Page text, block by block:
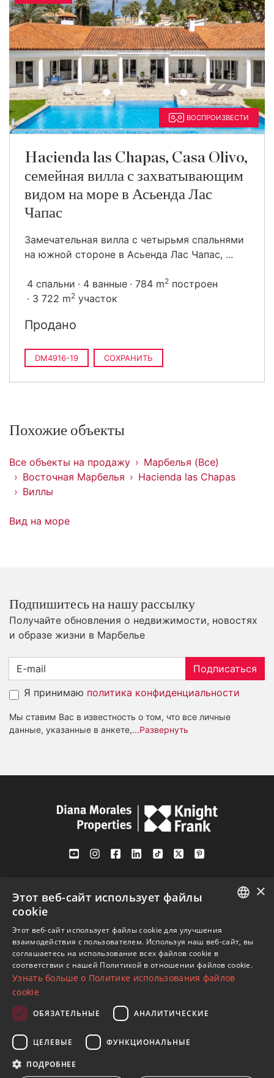
ВОСПРОИЗВЕСТИ
Hacienda las Chapas, Casa Olivo,
семейная вилла с захватывающим
видом на море в Асьенда Лас
Чапас
Замечательная вилла с четырьмя спальнями
на южной стороне в Асьенда Лас Чапас, ...
4 спальни 4 ванные 784 m2 построен
3 722 m2 участок
Продано
DM4916-19 СОХРАНИТЬ
Похожие объекты
Все объекты на продажу
Марбелья (Все)
Восточная Марбелья
Hacienda las Chapas
Виллы
Вид на море
Подпишитесь на нашу рассылку
Получайте обновления о недвижимости, новостях
и образе жизни в Марбелье
Подписаться
Я принимаю политика конфиденциальности
Мы ставим Вас в известность о том, что все личные
данные, указанные в анкете,...Развернуть
1st Floor, Office 3
29601 Marbella
Телефон:+34 952 765 138
Моб:+34 601 636 766
info@dmproperties.com
© Copyright 1989 - 2026 Diana Morales Properties Knight
SPANISH
FRENCH
×
Этот веб-сайт использует файлы
cookie
Этот веб-сайт использует файлы cookie для улучшения
взаимодействия с пользователем. Используя наш веб-сайт, вы
соглашаетесь на использование всех файлов cookie в
соответствии с нашей Политикой в ​​отношении файлов cookie.
Узнать больше о Политике использования файлов
cookie
ОБЯЗАТЕЛЬНЫЕ АНАЛИТИЧЕСКИЕ
ЦЕЛЕВЫЕ ФУНКЦИОНАЛЬНЫЕ
ПОДРОБНЕЕ